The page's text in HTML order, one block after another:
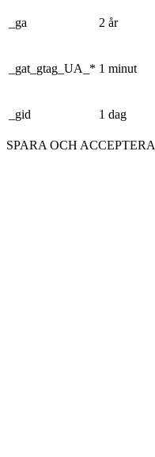
_ga 2 år
_gat_gtag_UA_* 1 minut
_gid 1 dag
SPARA OCH ACCEPTERA